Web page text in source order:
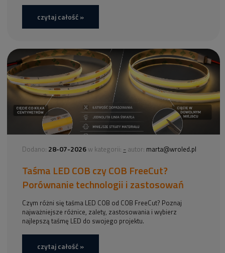
czytaj całość »
Dodano: 28-07-2026 w kategorii: - autor: marta@wroled.pl
Taśma LED COB czy COB FreeCut?
Porównanie technologii i zastosowań
Czym różni się taśma LED COB od COB FreeCut? Poznaj
najważniejsze różnice, zalety, zastosowania i wybierz
najlepszą taśmę LED do swojego projektu.
czytaj całość »